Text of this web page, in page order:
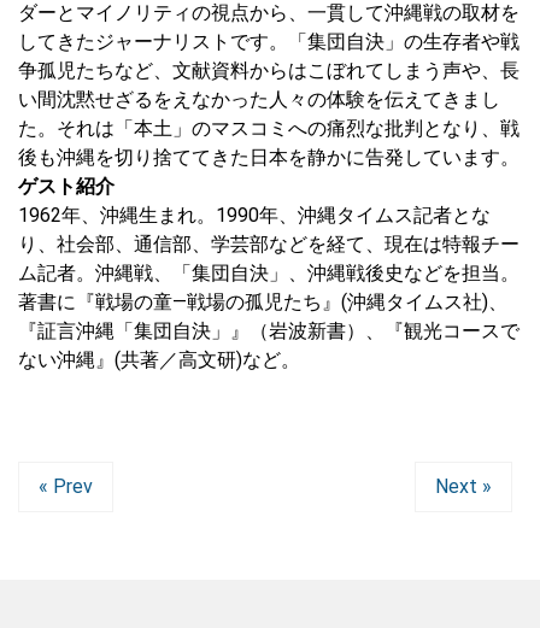
ダーとマイノリティの視点から、一貫して沖縄戦の取材を
してきたジャーナリストです。「集団自決」の生存者や戦
争孤児たちなど、文献資料からはこぼれてしまう声や、長
い間沈黙せざるをえなかった人々の体験を伝えてきまし
た。それは「本土」のマスコミへの痛烈な批判となり、戦
後も沖縄を切り捨ててきた日本を静かに告発しています。
ゲスト紹介
1962年、沖縄生まれ。1990年、沖縄タイムス記者とな
り、社会部、通信部、学芸部などを経て、現在は特報チー
ム記者。沖縄戦、「集団自決」、沖縄戦後史などを担当。
著書に『戦場の童―戦場の孤児たち』(沖縄タイムス社)、
『証言沖縄「集団自決」』（岩波新書）、『観光コースで
ない沖縄』(共著／高文研)など。
« Prev Next »